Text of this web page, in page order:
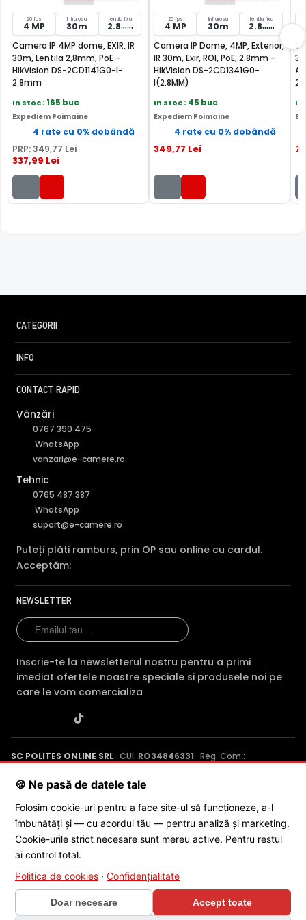
altele.
FILTRU IR MECANIC (ICR / IR Cut Fillter)
Camera HIKVISION DS-2CD2146G2-ISU2C are un filtru IR
Mecanic autoretractabil ce filtreaza lumina in infrarosu
pe timpul zilei, pentru a evita anumitele defecte de
afisare a culorilor, iar pe timpul noptii acesta este retras
pentru a permite luminii in infrarosu sa treaca,
TRUE WDR (Wide Dinamic Range)
Spre deosebire de functia BLC (compensarea luminii din
spate), ambele functii fiind utile atunci cand in zona
exista contrast puternic de iluminare, functia TRUE WDR
2CD2146G2-ISU2C, compenseaza atat imaginea din prim
plan, cat si imaginea de fundal.
In plus, fata de functia D-WDR (Digital Wide Dinamic
Range), care este o functie software, care imbunatateste
imaginea in aceleasi conditii, functia True WDR care in
mod normal apar foarte intunecate, sa fie vizibile, insa
fundalul devine suprasaturat (foarte alb).
INFRAROSU INTELIGENT (Smart IR)
In general, camerele de supraveghere video cu infrarosu,
au ca specificatie distanta maxima aproximativa la care
"bate" iluminatorul in infrarosu, insa daca o persoana se
20 fps
4 MP
Infrarosu
30m
lentila fixa
2.8mm
Camera IP 4MP dome, EXIR, IR
30m, Lentila 2,8mm, PoE -
HikVision DS-2CD1141G0-I-
2.8mm
In stoc: 165 buc
Expediem Poimaine
4 rate cu 0% dobândă
PRP:349,77 Lei
337,99 Lei
20 fps
4 MP
Infrarosu
30m
lentila fixa
2.8mm
Camera IP Dome, 4MP, Exterior,
IR 30m, Exir, ROI, PoE, 2.8mm -
HikVision DS-2CD1341G0-
I(2.8MM)
In stoc: 45 buc
Expediem Poimaine
4 rate cu 0% dobândă
349,77 Lei
In
CATEGORII
INFO
CONTACT RAPID
Vânzări
0767 390 475
WhatsApp
vanzari@e-camere.ro
Tehnic
0765 487 387
WhatsApp
suport@e-camere.ro
Puteți plăti ramburs, prin OP sau online cu cardul.
Acceptăm:
NEWSLETTER
Inscrie-te la newsletterul nostru pentru a primi
imediat ofertele noastre speciale si produsele noi pe
care le vom comercializa
SC POLITES ONLINE SRL · CUI: RO34846331 · Reg. Com.:
Poenaru, Nr. 1, Craiova, Jud. Dolj ·
© 2026 SC POLITES ONLINE SRL
🍪 Ne pasă de datele tale
Folosim cookie-uri pentru a face site-ul să funcționeze, a-l
îmbunătăți și — cu acordul tău — pentru analiză și marketing.
Cookie-urile strict necesare sunt mereu active. Pentru restul
ai control total.
Politica de cookies · Confidențialitate
Doar necesare Accept toate